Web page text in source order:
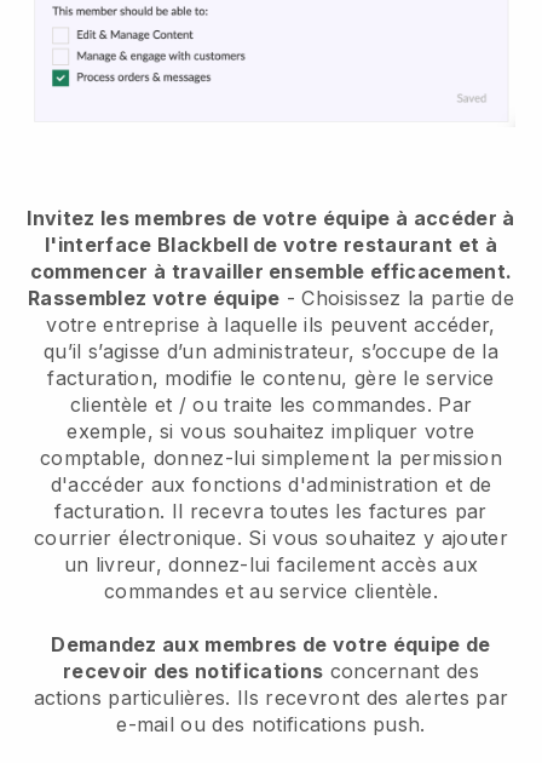
Invitez les membres de votre équipe à accéder à
l'interface Blackbell de votre restaurant et à
commencer à travailler ensemble efficacement.
Rassemblez votre équipe - Choisissez la partie de
votre entreprise à laquelle ils peuvent accéder,
qu’il s’agisse d’un administrateur, s’occupe de la
facturation, modifie le contenu, gère le service
clientèle et / ou traite les commandes. Par
exemple, si vous souhaitez impliquer votre
comptable, donnez-lui simplement la permission
d'accéder aux fonctions d'administration et de
facturation. Il recevra toutes les factures par
courrier électronique. Si vous souhaitez y ajouter
un livreur, donnez-lui facilement accès aux
commandes et au service clientèle.
Demandez aux membres de votre équipe de
recevoir des notifications concernant des
actions particulières. Ils recevront des alertes par
e-mail ou des notifications push.